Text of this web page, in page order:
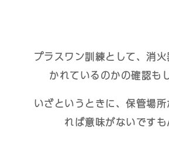
プラスワン訓練として、消
かれているのかの確認も
いざというときに、保管場
れば意味がないですも